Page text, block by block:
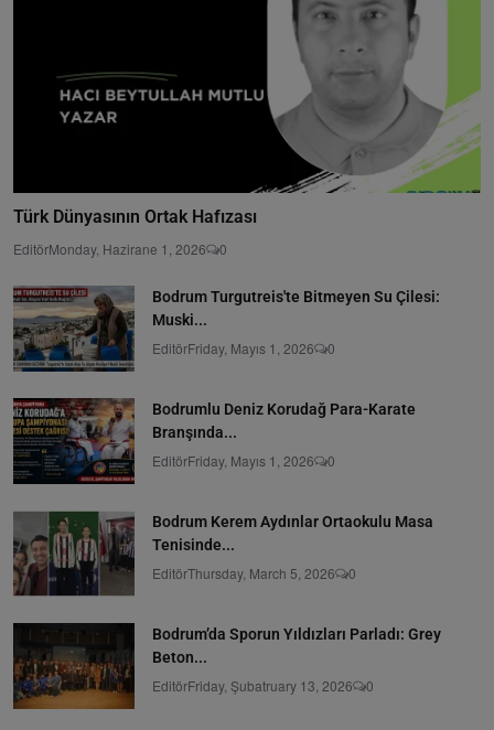
Türk Dünyasının Ortak Hafızası
EditörMonday, Hazirane 1, 2026 0
Bodrum Turgutreis'te Bitmeyen Su Çilesi:
Muski...
EditörFriday, Mayıs 1, 2026 0
Bodrumlu Deniz Korudağ Para-Karate
Branşında...
EditörFriday, Mayıs 1, 2026 0
Bodrum Kerem Aydınlar Ortaokulu Masa
Tenisinde...
EditörThursday, March 5, 2026 0
Bodrum’da Sporun Yıldızları Parladı: Grey
Beton...
EditörFriday, Şubatruary 13, 2026 0